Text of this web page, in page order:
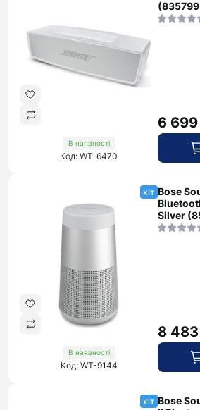
В наявності
Код: WT-6470
6
хіт
В наявності
Код: WT-9144
Bose
Silver
8
хіт Bose